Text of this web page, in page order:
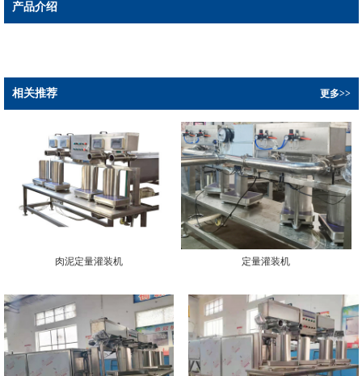
产品介绍
相关推荐 更多>>
肉泥定量灌装机 定量灌装机